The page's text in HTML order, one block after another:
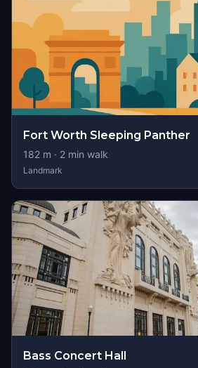
Fort Worth Sleeping Panther
182 m · 2 min walk
Landmark
Bass Concert Hall